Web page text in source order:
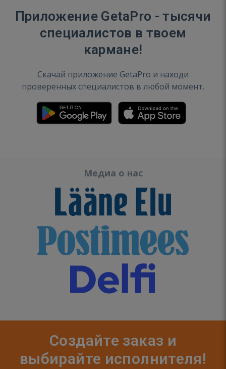
Приложение GetaPro - тысячи
специалистов в твоем
кармане!
Скачай приложение GetaPro и находи
проверенных специалистов в любой момент.
Медиа о нас
Создайте заказ и
выбирайте исполнителя!